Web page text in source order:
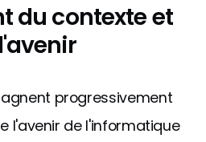
du contexte et
progressivement
l'avenir de l'informatique